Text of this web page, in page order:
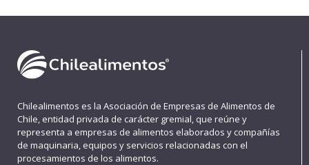
Chilealimentos es la Asociación de Empresas de Alimentos de
Chile, entidad privada de carácter gremial, que reúne y
representa a empresas de alimentos elaborados y compañías
de maquinaria, equipos y servicios relacionadas con el
procesamientos de los alimentos.